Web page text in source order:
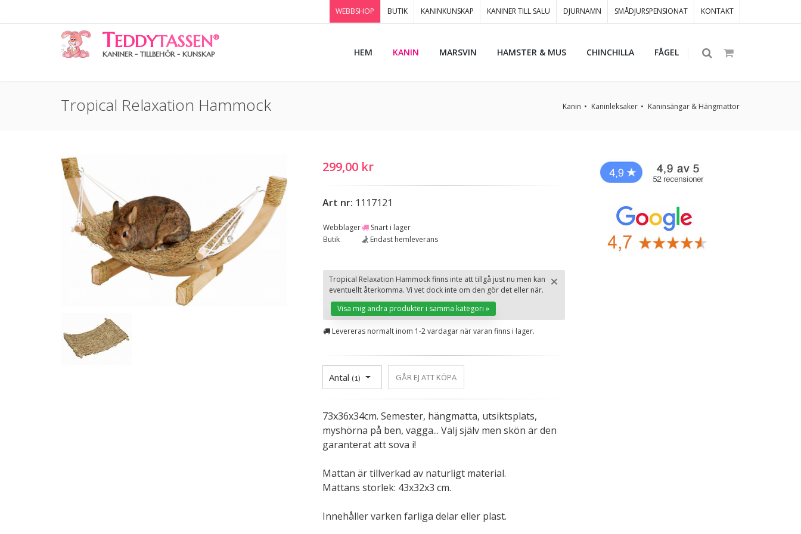
WEBBSHOP BUTIK KANINKUNSKAP KANINER TILL SALU DJURNAMN SMÅDJURSPENSIONAT KONTAKT
TEDDYTASSEN®
KANINER - TILLBEHÖR - KUNSKAP HEM KANIN MARSVIN HAMSTER & MUS CHINCHILLA FÅGEL
Tropical Relaxation Hammock Kanin Kaninleksaker Kaninsängar & Hängmattor
299,00 kr
Art nr: 1117121
Webblager
Snart i lager
Butik
Endast hemleverans
×
Tropical Relaxation Hammock finns inte att tillgå just nu men kan
eventuellt återkomma. Vi vet dock inte om den gör det eller när.
Visa mig andra produkter i samma kategori »
Levereras normalt inom 1-2 vardagar när varan finns i lager.
Antal (1) GÅR EJ ATT KÖPA
73x36x34cm. Semester, hängmatta, utsiktsplats,
myshörna på ben, vagga... Välj själv men skön är den
garanterat att sova i!
Mattan är tillverkad av naturligt material.
Mattans storlek: 43x32x3 cm.
Innehåller varken farliga delar eller plast.